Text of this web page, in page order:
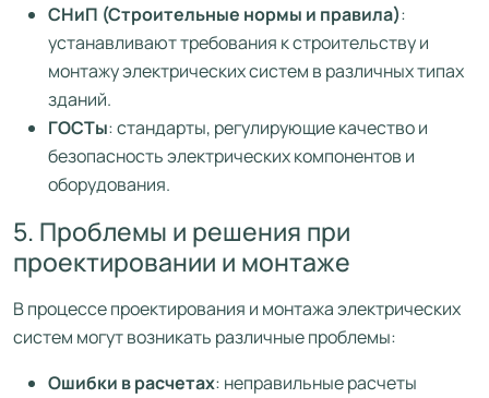
СНиП (Строительные нормы и правила):
устанавливают требования к строительству и
монтажу электрических систем в различных типах
зданий.
ГОСТы: стандарты, регулирующие качество и
безопасность электрических компонентов и
оборудования.
5. Проблемы и решения при
проектировании и монтаже
В процессе проектирования и монтажа электрических
систем могут возникать различные проблемы:
Ошибки в расчетах: неправильные расчеты